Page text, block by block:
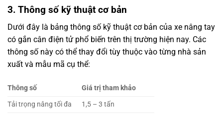
3. Thông số kỹ thuật cơ bản
Dưới đây là bảng thông số kỹ thuật cơ bản của xe nâng tay
có gắn cân điện tử phổ biến trên thị trường hiện nay. Các
thông số này có thể thay đổi tùy thuộc vào từng nhà sản
xuất và mẫu mã cụ thể:
Thông số
Giá trị tham khảo
Tải trọng nâng tối đa
1,5 – 3 tấn